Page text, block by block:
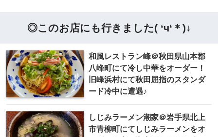
◎このお店にも行きました( ‘ч‘＊)↓
和風 レストラン峰＠秋田県山本郡
八峰町にて冷し中華をオーダー！
旧峰浜村にて秋田屈指のスタンダ
ード冷中に遭遇♪
しじみラーメン潮家 ＠岩手県北上
市青柳町にてしじみラーメンをオ